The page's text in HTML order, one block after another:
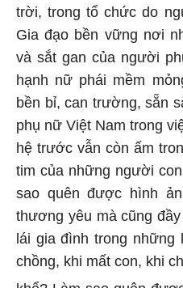
trời, trong tổ chức do
Gia đạo bền vững nơi
và sắt gan của người
hạnh nữ phái mềm
bền bỉ, can trường, sẵn
phụ nữ Việt Nam trong
hệ trước vẫn còn ấm
tim của những người
sao quên được hình
thương yêu mà cũng
lái gia đình trong
chồng, khi mất con, khi